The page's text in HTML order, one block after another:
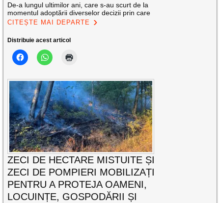
De-a lungul ultimilor ani, care s-au scurt de la
momentul adoptării diverselor decizii prin care
CITEȘTE MAI DEPARTE
Distribuie acest articol
ZECI DE HECTARE MISTUITE ȘI
ZECI DE POMPIERI MOBILIZAȚI
PENTRU A PROTEJA OAMENI,
LOCUINȚE, GOSPODĂRII ȘI